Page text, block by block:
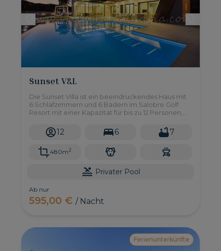
Sunset V&L
Die Sunset Villa ist ein beeindruckendes Haus mit
6 Schlafzimmern und 6 Bädern im Salobre Golf
Resort mit einer Kapazität für bis zu 12 Personen,
Außenbereich mit unglaublicher Aussicht.
12 6 7
480m2
Privater Pool
Ab nur
595,00 €/ Nacht
Ferienunterkünfte